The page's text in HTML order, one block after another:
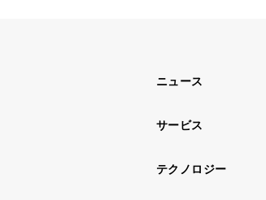
ニュース
サービス
テクノロジー